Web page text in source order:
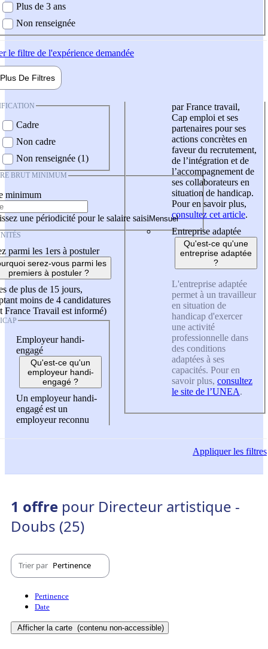
Plus de 3 ans
Non renseignée
le filtre de l'expérience demandée
Plus De Filtres
Cadre
Non cadre
Non renseignée (1)
BRUT MINIMUM
minimum
une périodicité pour le salaire saisi
parmi les 1ers à postuler
serez-vous parmi les
premiers à postuler ?
de plus de 15 jours,
moins de 4 candidatures
France Travail est informé)
Employeur handi-
engagé
Qu'est-ce qu'un
employeur handi-
engagé ?
Un employeur handi-
engagé est un
employeur reconnu
par France travail,
Cap emploi et ses
partenaires pour ses
actions concrètes en
faveur du recrutement,
de l’intégration et de
l’accompagnement de
ses collaborateurs en
situation de handicap.
Pour en savoir plus,
consultez cet article.
Entreprise adaptée
Qu'est-ce qu'une
entreprise adaptée
?
L'entreprise adaptée
permet à un travailleur
en situation de
handicap d'exercer
une activité
professionnelle dans
des conditions
adaptées à ses
capacités. Pour en
savoir plus, consultez
le site de l’UNEA.
Appliquerles filtres
1 offre pour Directeur artistique -
Doubs (25)
Trier par Pertinence
Pertinence
Date
Afficher la carte (contenu non-accessible)